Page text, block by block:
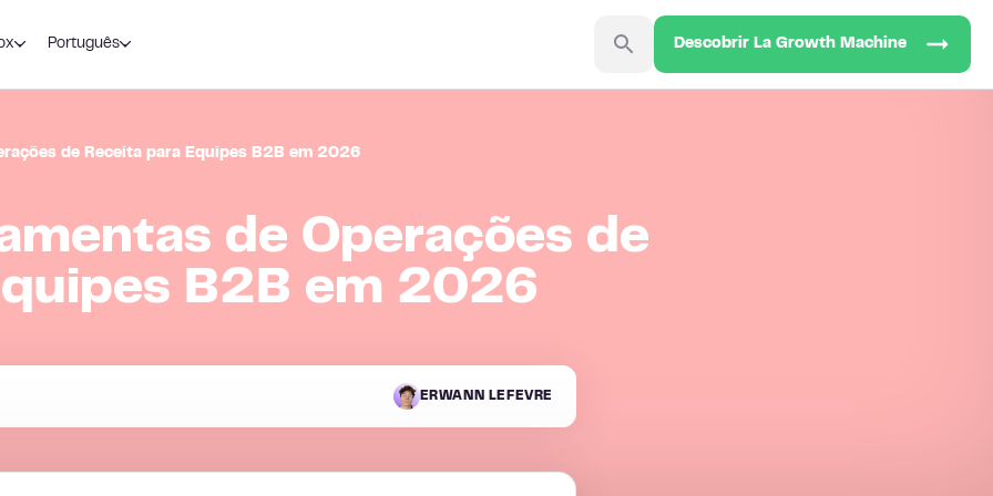
Português Descobrir La Growth Machine
de Receita para Equipes B2B em 2026
de Operações de
B2B em 2026
ERWANN LEFEVRE